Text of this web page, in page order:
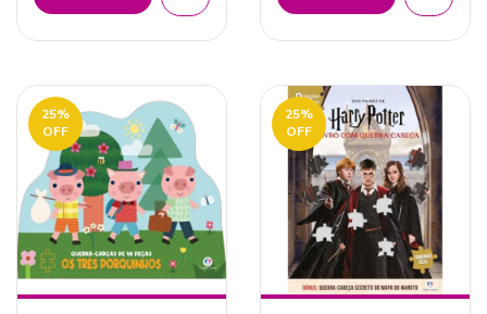
25%
OFF
25%
OFF